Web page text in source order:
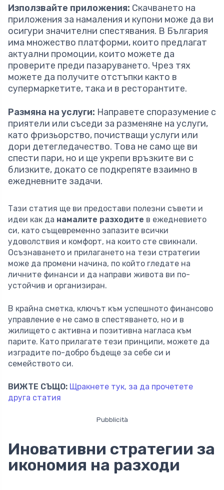
Използвайте приложения: Скачването на
приложения за намаления и купони може да ви
осигури значителни спестявания. В България
има множество платформи, които предлагат
актуални промоции, които можете да
проверите преди пазаруването. Чрез тях
можете да получите отстъпки както в
супермаркетите, така и в ресторантите.
Размяна на услуги: Направете споразумение с
приятели или съседи за разменяне на услуги,
като фризьорство, почистващи услуги или
дори детегледачество. Това не само ще ви
спести пари, но и ще укрепи връзките ви с
близките, докато се подкрепяте взаимно в
ежедневните задачи.
Тази статия ще ви предостави полезни съвети и
идеи как да намалите разходите в ежедневието
си, като същевременно запазите всички
удоволствия и комфорт, на които сте свикнали.
Осъзнаването и прилагането на тези стратегии
може да промени начина, по който гледате на
личните финанси и да направи живота ви по-
устойчив и организиран.
В крайна сметка, ключът към успешното финансово
управление е не само в спестяването, но и в
жилището с активна и позитивна нагласа към
парите. Като прилагате тези принципи, можете да
изградите по-добро бъдеще за себе си и
семейството си.
ВИЖТЕ СЪЩО: Щракнете тук, за да прочетете
друга статия
Pubblicità
Иновативни стратегии за
икономия на разходи